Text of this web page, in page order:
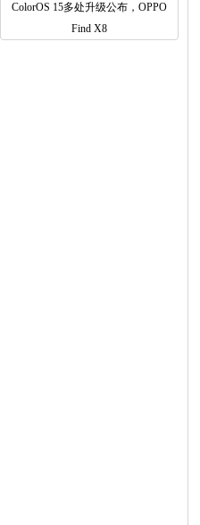
ColorOS 15多处升级公布，OPPO
Find X8